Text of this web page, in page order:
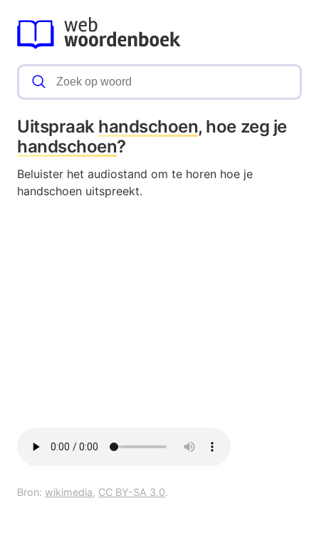
Uitspraak handschoen, hoe zeg je
handschoen?
Beluister het audiostand om te horen hoe je
handschoen uitspreekt.
Bron: wikimedia, CC BY-SA 3.0.